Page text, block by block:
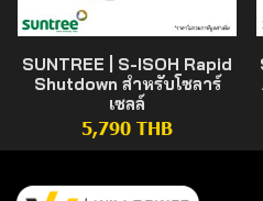
SUNTREE | S-ISOH Rapid
Shutdown สำหรับโซลาร์
เซลล์
5,790 THB